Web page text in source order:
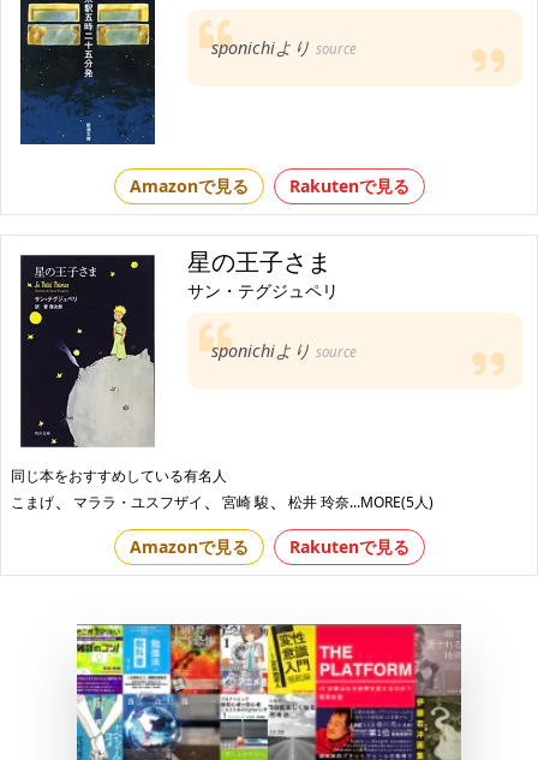
sponichiよりsource
Amazonで見る Rakutenで見る
星の王子さま
サン・テグジュペリ
sponichiよりsource
同じ本をおすすめしている有名人
こまげ、 マララ・ユスフザイ 、 宮崎 駿、 松井 玲奈...MORE(5人)
Amazonで見る Rakutenで見る